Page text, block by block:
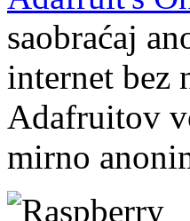
saobraćaj
internet bez
Adafruitov
mirno